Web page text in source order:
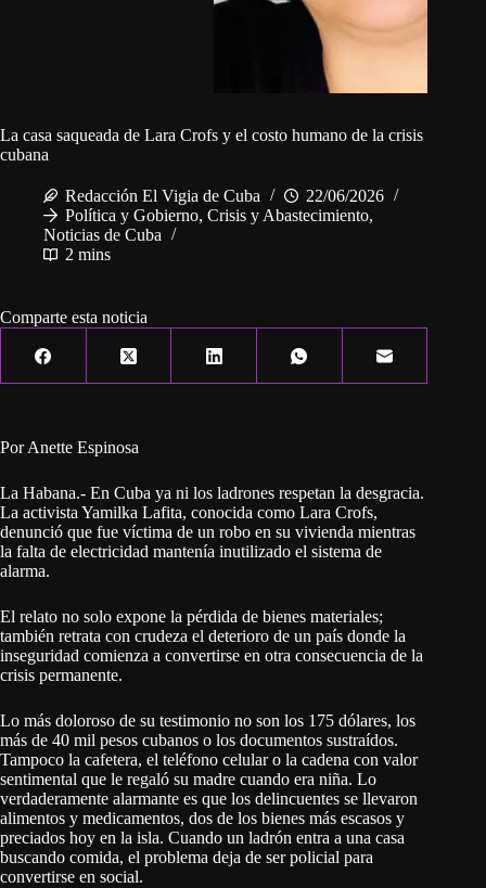
La casa saqueada de Lara Crofs y el costo humano de la crisis
cubana
Redacción El Vigia de Cuba
22/06/2026
Política y Gobierno, Crisis y Abastecimiento,
Noticias de Cuba
2 mins
Comparte esta noticia
Por Anette Espinosa
La Habana.- En Cuba ya ni los ladrones respetan la desgracia.
La activista Yamilka Lafita, conocida como Lara Crofs,
denunció que fue víctima de un robo en su vivienda mientras
la falta de electricidad mantenía inutilizado el sistema de
alarma.
El relato no solo expone la pérdida de bienes materiales;
también retrata con crudeza el deterioro de un país donde la
inseguridad comienza a convertirse en otra consecuencia de la
crisis permanente.
Lo más doloroso de su testimonio no son los 175 dólares, los
más de 40 mil pesos cubanos o los documentos sustraídos.
Tampoco la cafetera, el teléfono celular o la cadena con valor
sentimental que le regaló su madre cuando era niña. Lo
verdaderamente alarmante es que los delincuentes se llevaron
alimentos y medicamentos, dos de los bienes más escasos y
preciados hoy en la isla. Cuando un ladrón entra a una casa
buscando comida, el problema deja de ser policial para
convertirse en social.